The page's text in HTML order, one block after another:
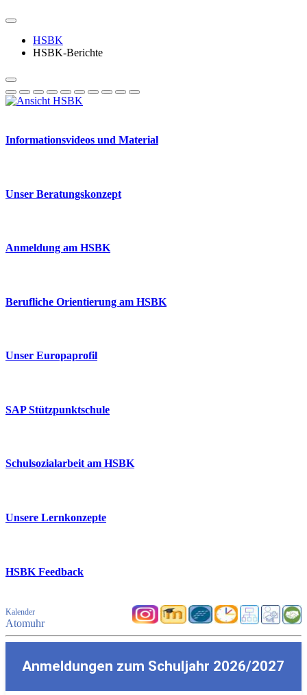
HSBK
HSBK-Berichte
Informationsvideos und Material
Unser Beratungskonzept
Anmeldung am HSBK
Berufliche Orientierung am HSBK
Unser Europaprofil
SAP Stützpunktschule
Schulsozialarbeit am HSBK
Unsere Lernkonzepte
HSBK Feedback
Kalender
Atomuhr
Anmeldungen zum Schuljahr 2026/2027